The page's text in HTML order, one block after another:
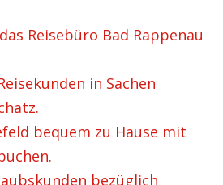
Reisebüro Bad Rappenau
in Sachen
bequem zu Hause mit
bezüglich